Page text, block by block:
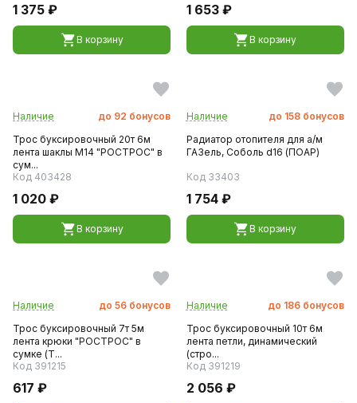
1 375 ₽
В корзину
1 653 ₽
В корзину
Наличие до 92 бонусов
Трос буксировочный 20т 6м
лента шаклы М14 "РОСТРОС" в
сум...
Код 403428
1 020 ₽
В корзину
Наличие до 158 бонусов
Радиатор отопителя для а/м
ГАЗель, Соболь d16 (ПОАР)
Код 33403
1 754 ₽
В корзину
Наличие до 56 бонусов
Трос буксировочный 7т 5м
лента крюки "РОСТРОС" в
сумке (T...
Код 391215
617 ₽
Наличие до 186 бонусов
Трос буксировочный 10т 6м
лента петли, динамический
(стро...
Код 391219
2 056 ₽